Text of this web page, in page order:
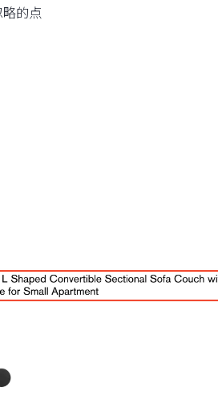
的点